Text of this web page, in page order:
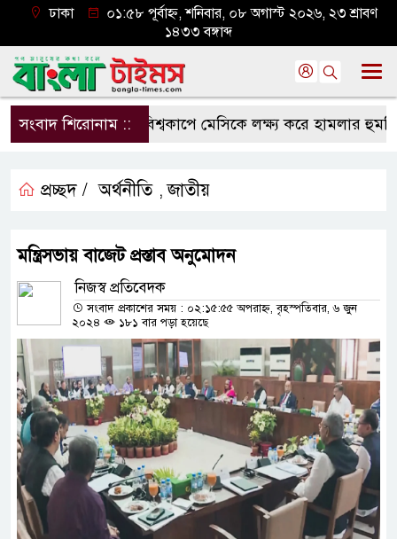
ঢাকা
০১:৫৮ পূর্বাহ্ন, শনিবার, ০৮ অগাস্ট ২০২৬, ২৩ শ্রাবণ
১৪৩৩ বঙ্গাব্দ
সংবাদ শিরোনাম ::বিশ্বকাপে মেসিকে লক্ষ্য করে হামলার হুমকি,
প্রচ্ছদ / অর্থনীতি ,জাতীয়
মন্ত্রিসভায় বাজেট প্রস্তাব অনুমোদন
নিজস্ব প্রতিবেদক
সংবাদ প্রকাশের সময় : ০২:১৫:৫৫ অপরাহ্ন, বৃহস্পতিবার, ৬ জুন
২০২৪
১৮১ বার পড়া হয়েছে